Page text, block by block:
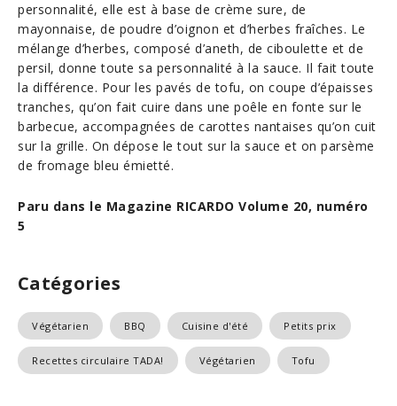
personnalité, elle est à base de crème sure, de
mayonnaise, de poudre d’oignon et d’herbes fraîches. Le
mélange d’herbes, composé d’aneth, de ciboulette et de
persil, donne toute sa personnalité à la sauce. Il fait toute
la différence. Pour les pavés de tofu, on coupe d’épaisses
tranches, qu’on fait cuire dans une poêle en fonte sur le
barbecue, accompagnées de carottes nantaises qu’on cuit
sur la grille. On dépose le tout sur la sauce et on parsème
de fromage bleu émietté.
Paru dans le Magazine RICARDO Volume 20, numéro
5
Catégories
Végétarien BBQ Cuisine d'été Petits prix
Recettes circulaire TADA! Végétarien Tofu